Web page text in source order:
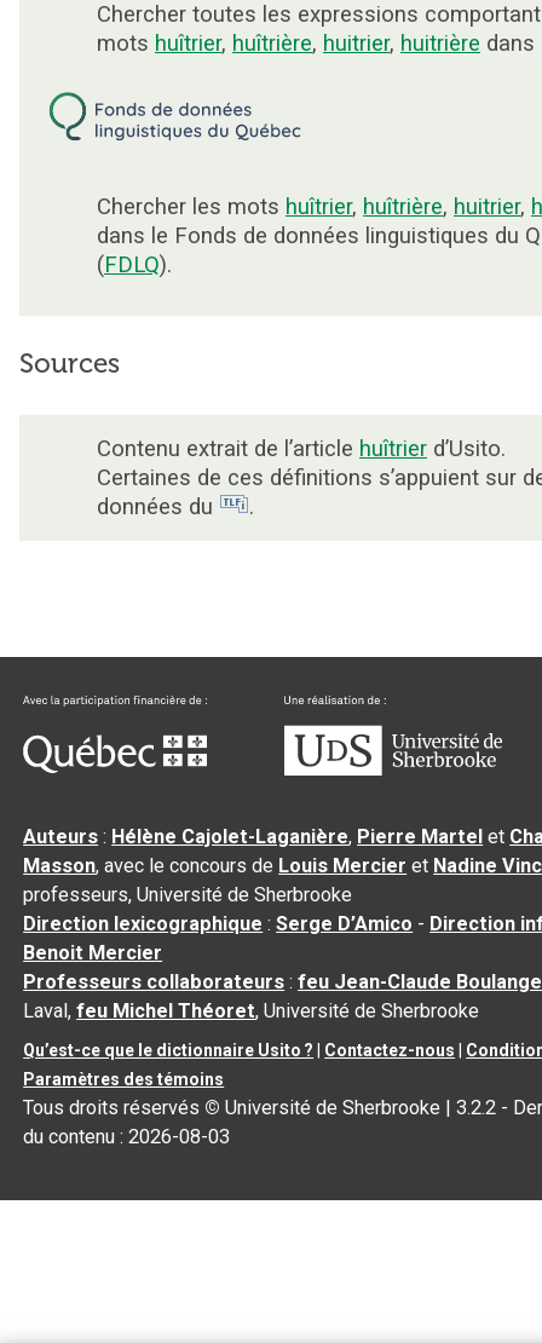
Chercher toutes les expressions
mots huîtrier, huîtrière, huitrier, huitrière dans
Chercher les mots huîtrier, huîtrière, huitrier,
dans le Fonds de données linguistiques du
(FDLQ).
Sources
Contenu extrait de l’article huîtrier d’Usito.
Certaines de ces définitions s’appuient sur
données du
.
Auteurs : Hélène Cajolet-Laganière, Pierre Martel et
Masson, avec le concours de Louis Mercier et Nadine
professeurs, Université de Sherbrooke
Direction lexicographique :Serge D’Amico - Direction
Benoit Mercier
Professeurs collaborateurs :feu Jean-Claude
Laval,feu Michel Théoret, Université de Sherbrooke
Qu’est-ce que le dictionnaire Usito ? Contactez-nous
Paramètres des témoins
Tous droits réservés © Université de Sherbrooke |3.2.2 -
du contenu :2026-08-03